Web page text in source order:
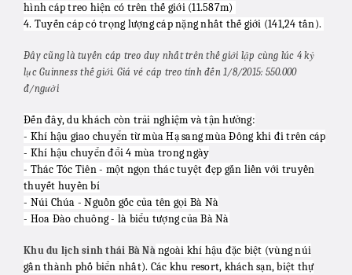
hình cáp treo hiện có trên thế giới (11.587m)
4. Tuyến cáp có trọng lượng cáp nặng nhất thế giới (141,24 tấn).
Đây cũng là tuyến cáp treo duy nhất trên thế giới lập cùng lúc 4 kỷ
lục Guinness thế giới. Giá vé cáp treo tính đến 1/8/2015: 550.000
đ/người
Đến đây, du khách còn trải nghiệm và tận hưởng:
- Khí hậu giao chuyển từ mùa Hạ sang mùa Đông khi đi trên cáp
- Khí hậu chuyển đổi 4 mùa trong ngày
- Thác Tóc Tiên- một ngọn thác tuyệt đẹp gắn liền với truyền
thuyết huyền bí
- Núi Chúa - Nguồn gốc của tên gọi Bà Nà
- Hoa Đào chuông - là biểu tượng của Bà Nà
Khu du lịch sinh thái Bà Nàngoài khí hậu đặc biệt (vùng núi
gần thành phố biển nhất). Các khu resort, khách sạn, biệt thự